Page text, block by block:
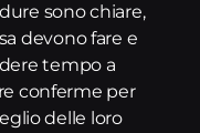
sono chiare,
devono fare e
tempo a
conferme per
delle loro